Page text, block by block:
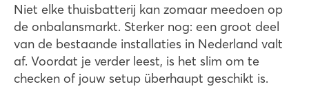
Niet elke thuisbatterij kan zomaar meedoen op
de onbalansmarkt. Sterker nog: een groot deel
van de bestaande installaties in Nederland valt
af. Voordat je verder leest, is het slim om te
checken of jouw setup überhaupt geschikt is.